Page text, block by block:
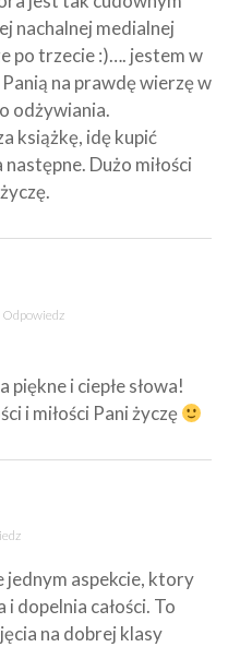
nachalnej medialnej
po trzecie :)…. jestem w
na prawdę wierzę w
odżywiania.
książkę, idę kupić
Dużo miłości
Odpowiedz
piękne i ciepłe słowa!
i miłości Pani życzę
jednym aspekcie, ktory
dopelnia całości. To
na dobrej klasy